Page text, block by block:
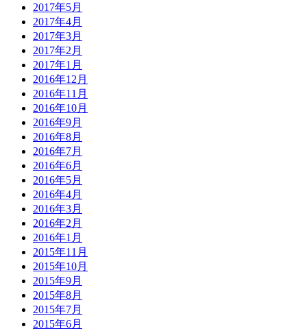
2017年5月
2017年4月
2017年3月
2017年2月
2017年1月
2016年12月
2016年11月
2016年10月
2016年9月
2016年8月
2016年7月
2016年6月
2016年5月
2016年4月
2016年3月
2016年2月
2016年1月
2015年11月
2015年10月
2015年9月
2015年8月
2015年7月
2015年6月